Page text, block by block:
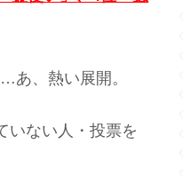
あ、熱い展開。
いない人・投票を